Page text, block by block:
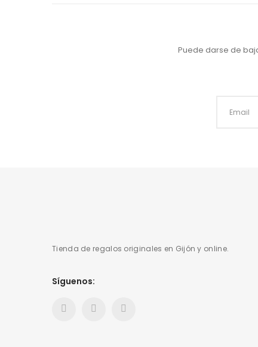
Puede darse de
Tienda de regalos originales en Gijón y online.
Síguenos: